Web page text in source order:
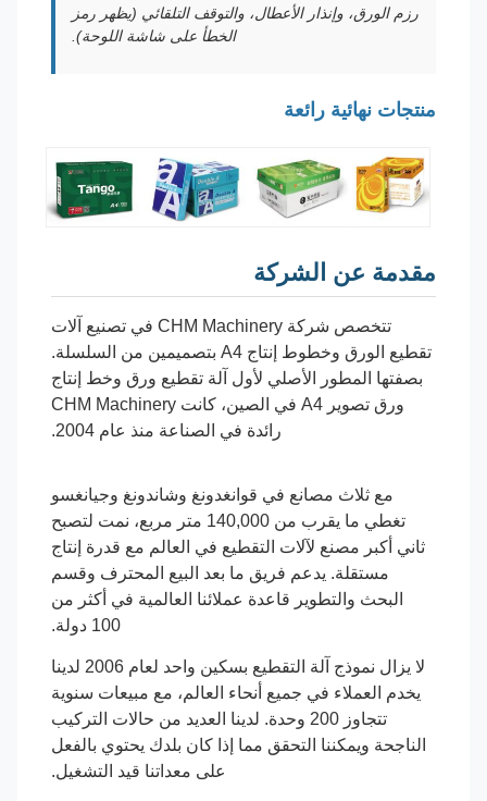
رزم الورق، وإنذار الأعطال، والتوقف التلقائي (يظهر رمز
الخطأ على شاشة اللوحة).
منتجات نهائية رائعة
مقدمة عن الشركة
تتخصص شركة CHM Machinery في تصنيع آلات
تقطيع الورق وخطوط إنتاج A4 بتصميمين من السلسلة.
بصفتها المطور الأصلي لأول آلة تقطيع ورق وخط إنتاج
ورق تصوير A4 في الصين، كانت CHM Machinery
رائدة في الصناعة منذ عام 2004.
مع ثلاث مصانع في قوانغدونغ وشاندونغ وجيانغسو
تغطي ما يقرب من 140,000 متر مربع، نمت لتصبح
ثاني أكبر مصنع لآلات التقطيع في العالم مع قدرة إنتاج
مستقلة. يدعم فريق ما بعد البيع المحترف وقسم
البحث والتطوير قاعدة عملائنا العالمية في أكثر من
لا يزال نموذج آلة التقطيع بسكين واحد لعام 2006 لدينا
يخدم العملاء في جميع أنحاء العالم، مع مبيعات سنوية
تتجاوز 200 وحدة. لدينا العديد من حالات التركيب
الناجحة ويمكننا التحقق مما إذا كان بلدك يحتوي بالفعل
على معداتنا قيد التشغيل.